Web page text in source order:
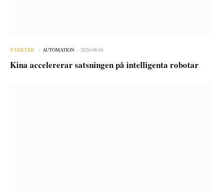
NYHETER AUTOMATION 2026-08-03
Kina accelererar satsningen på intelligenta robotar